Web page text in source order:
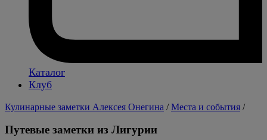
Каталог
Клуб
Кулинарные заметки Алексея Онегина /Места и события /
Путевые заметки из Лигурии